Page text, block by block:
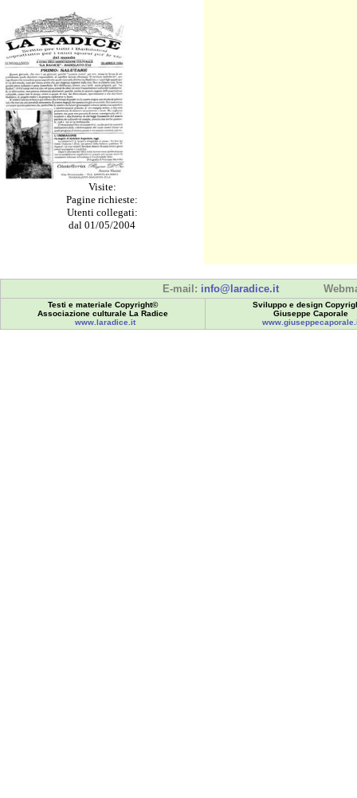
Visite:
Pagine richieste:
Utenti collegati:
dal 01/05/2004
E-mail: info@laradice.it
Testi e materiale Copyright©
Associazione culturale La Radice
www.laradice.it
Sviluppo e design
Giuseppe Caporale